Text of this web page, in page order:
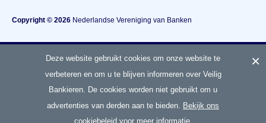
Copyright © 2026 Nederlandse Vereniging van Banken
Hét gezamenlijke voorlichtingsplatform van banken
over fraude en veiligheid
Terug naar boven
Deze website gebruikt cookies om onze website te
verbeteren en om u te blijven informeren over Veilig
Bankieren. De cookies worden niet gebruikt om u
advertenties van derden aan te bieden. Bekijk ons
cookiebeleid voor meer informatie.
×